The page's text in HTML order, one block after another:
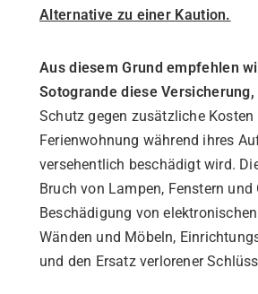
Alternative zu einer Kaution.
Aus diesem Grund empfehlen
Sotogrande diese Versicherung,
Schutz gegen zusätzliche
Ferienwohnung während ihres
versehentlich beschädigt wird.
Bruch von Lampen, Fenstern und
Beschädigung von
Wänden und Möbeln,
und den Ersatz verlorener